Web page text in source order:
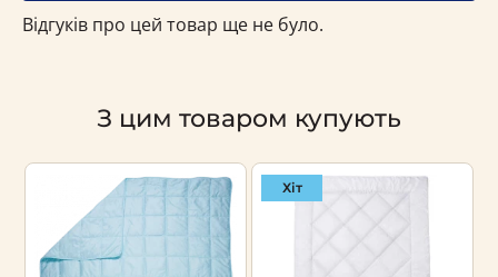
Відгуків про цей товар ще не було.
З цим товаром купують
Хіт